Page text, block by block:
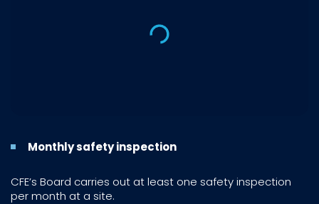
Monthly safety inspection
CFE’s Board carries out at least one safety inspection
per month at a site.